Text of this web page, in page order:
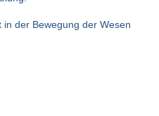
der Bewegung der Wesen